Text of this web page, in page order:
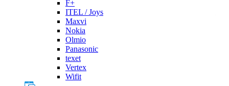
F+
ITEL / Joys
Maxvi
Nokia
Olmio
Panasonic
texet
Vertex
Wifit